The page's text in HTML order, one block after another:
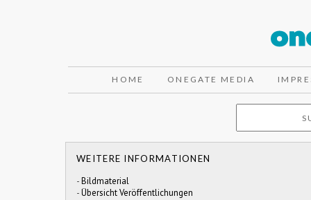
HOME ONEGATE MEDIA
WEITERE INFORMATIONEN
-Bildmaterial
-Übersicht Veröffentlichungen